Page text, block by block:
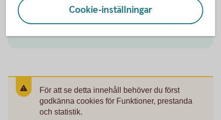
tips runt pension och privatekonomi.
För att se detta innehåll behöver du först
godkänna cookies för Funktioner, prestanda
och statistik.
Cookie-inställningar